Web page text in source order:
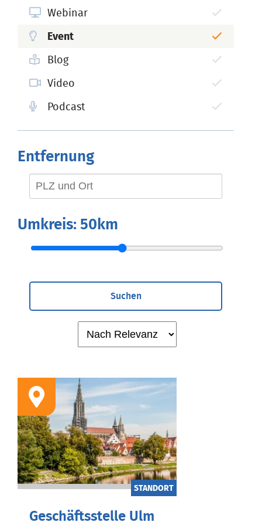
Webinar
Event
Blog
Video
Podcast
Entfernung
Umkreis: 50km
Suchen
STANDORT
Geschäftsstelle Ulm